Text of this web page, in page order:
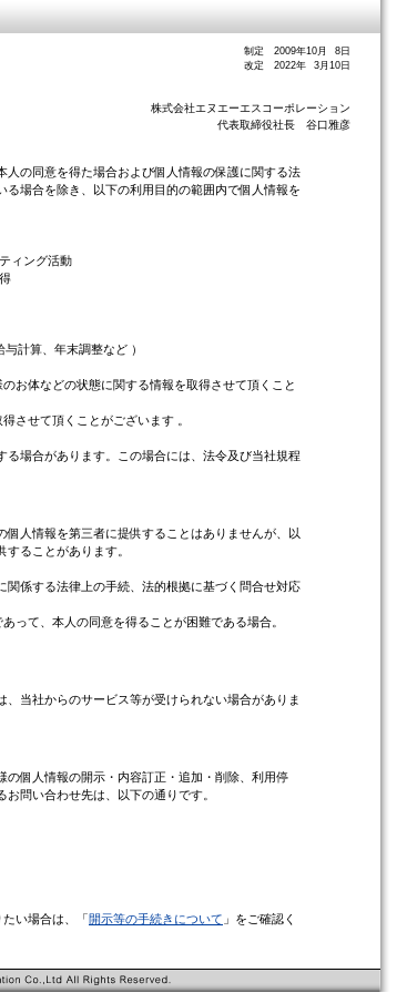
制定 2009年10月 8日
改定 2022年 3月10日
株式会社エヌエーエスコーポレーション
代表取締役社長 谷口雅彦
の同意を得た場合および個人情報の保護に関する法
場合を除き、以下の利用目的の範囲内で個人情報を
ィング活動
計算、年末調整など ）
お体などの状態に関する情報を取得させて頂くこと
させて頂くことがございます 。
場合があります。この場合には、法令及び当社規程
人情報を第三者に提供することはありませんが、以
ることがあります。
係する法律上の手続、法的根拠に基づく問合せ対応
って、本人の同意を得ることが困難である場合。
当社からのサービス等が受けられない場合がありま
個人情報の開示・内容訂正・追加・削除、利用停
問い合わせ先は、以下の通りです。
い場合は、「開示等の手続きについて 」をご確認く